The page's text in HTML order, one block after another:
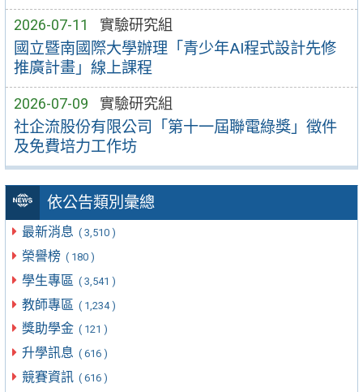
2026-07-11 實驗研究組
國立暨南國際大學辦理「青少年AI程式設計先修
推廣計畫」線上課程
2026-07-09 實驗研究組
社企流股份有限公司「第十一屆聯電綠獎」徵件
及免費培力工作坊
依公告類別彙總
最新消息 ( 3,510 )
榮譽榜 ( 180 )
學生專區 ( 3,541 )
教師專區 ( 1,234 )
獎助學金 ( 121 )
升學訊息 ( 616 )
競賽資訊 ( 616 )